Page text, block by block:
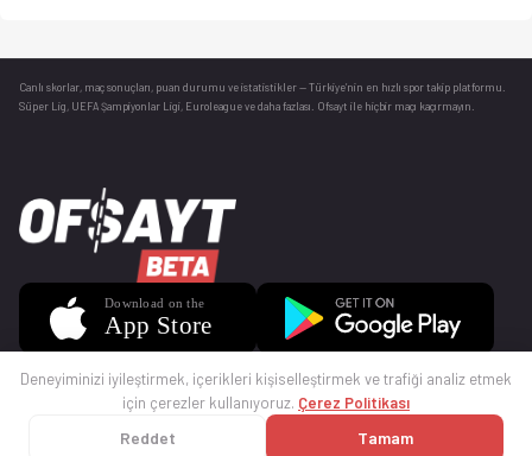
Canlı skorlar , maç sonuçları, puan durumu ve istatistikler — Türkiye’nin en hızlı spor takip platformu.
Süper Lig, UEFA Şampiyonlar Ligi, Euroleague ve daha fazlası. Ofsayt ile hiçbir maçı kaçırmayın.
© 2025 Ofsayt
Deneyiminizi iyileştirmek, içerikleri kişiselleştirmek ve trafiği analiz etmek
için çerezler kullanıyoruz. Çerez Politikası
Reddet Tamam